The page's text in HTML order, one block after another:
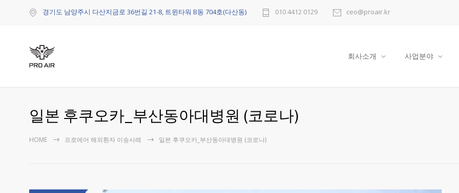
경기도 남양주시 다산지금로 36번길 21-8, 트윈타워 B동 704호(다산동) 010 4412 0129 ceo@proair.kr
회사소개 사업분야
일본 후쿠오카_부산동아대병원 (코로나)
HOME 프로에어 해외환자 이송사례 일본 후쿠오카_부산동아대병원 (코로나)